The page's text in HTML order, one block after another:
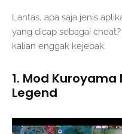
Lantas, apa saja jenis
yang dicap sebagai
kalian enggak kejebak.
1. Mod
Legend